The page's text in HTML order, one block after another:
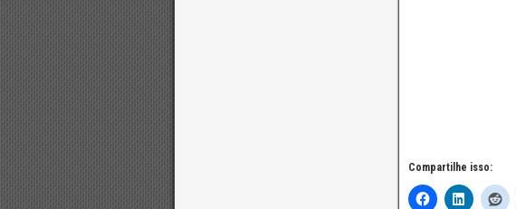
Compartilhe isso: